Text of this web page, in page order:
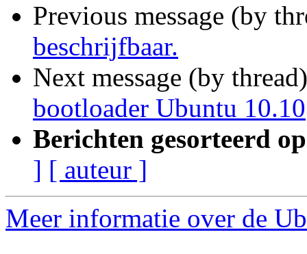
Previous message (by
beschrijfbaar.
Next message (by
bootloader Ubuntu 10.10
Berichten gesorteerd
] [ auteur ]
Meer informatie over de